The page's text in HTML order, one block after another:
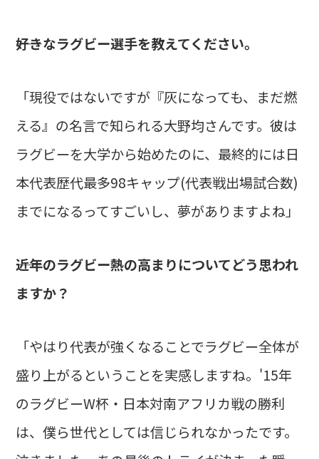
――好きなラグビー選手を教えてください。
「現役ではないですが『灰になっても、まだ燃
える』の名言で知られる大野均さんです。彼は
ラグビーを大学から始めたのに、最終的には日
本代表歴代最多98キャップ(代表戦出場試合数)
までになるってすごいし、夢がありますよね」
――近年のラグビー熱の高まりについてどう思われ
ますか？
「やはり代表が強くなることでラグビー全体が
盛り上がるということを実感しますね。'15年
のラグビーW杯・日本対南アフリカ戦の勝利
は、僕ら世代としては信じられなかったです。